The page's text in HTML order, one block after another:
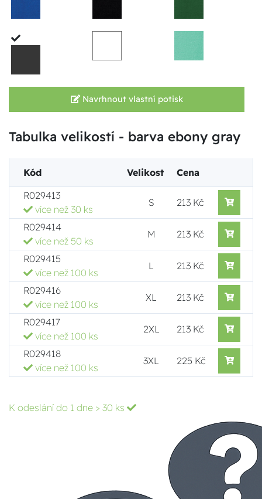
Navrhnout vlastní potisk
Tabulka velikostí - barva ebony gray
Kód Velikost
Cena
R029413
více než 30 ks
S 213 Kč
R029414
více než 50 ks
M 213 Kč
R029415
více než 100 ks
L 213 Kč
R029416
více než 100 ks
XL 213 Kč
R029417
více než 100 ks
2XL 213 Kč
R029418
více než 100 ks
3XL 225 Kč
K odeslání do 1 dne > 30 ks